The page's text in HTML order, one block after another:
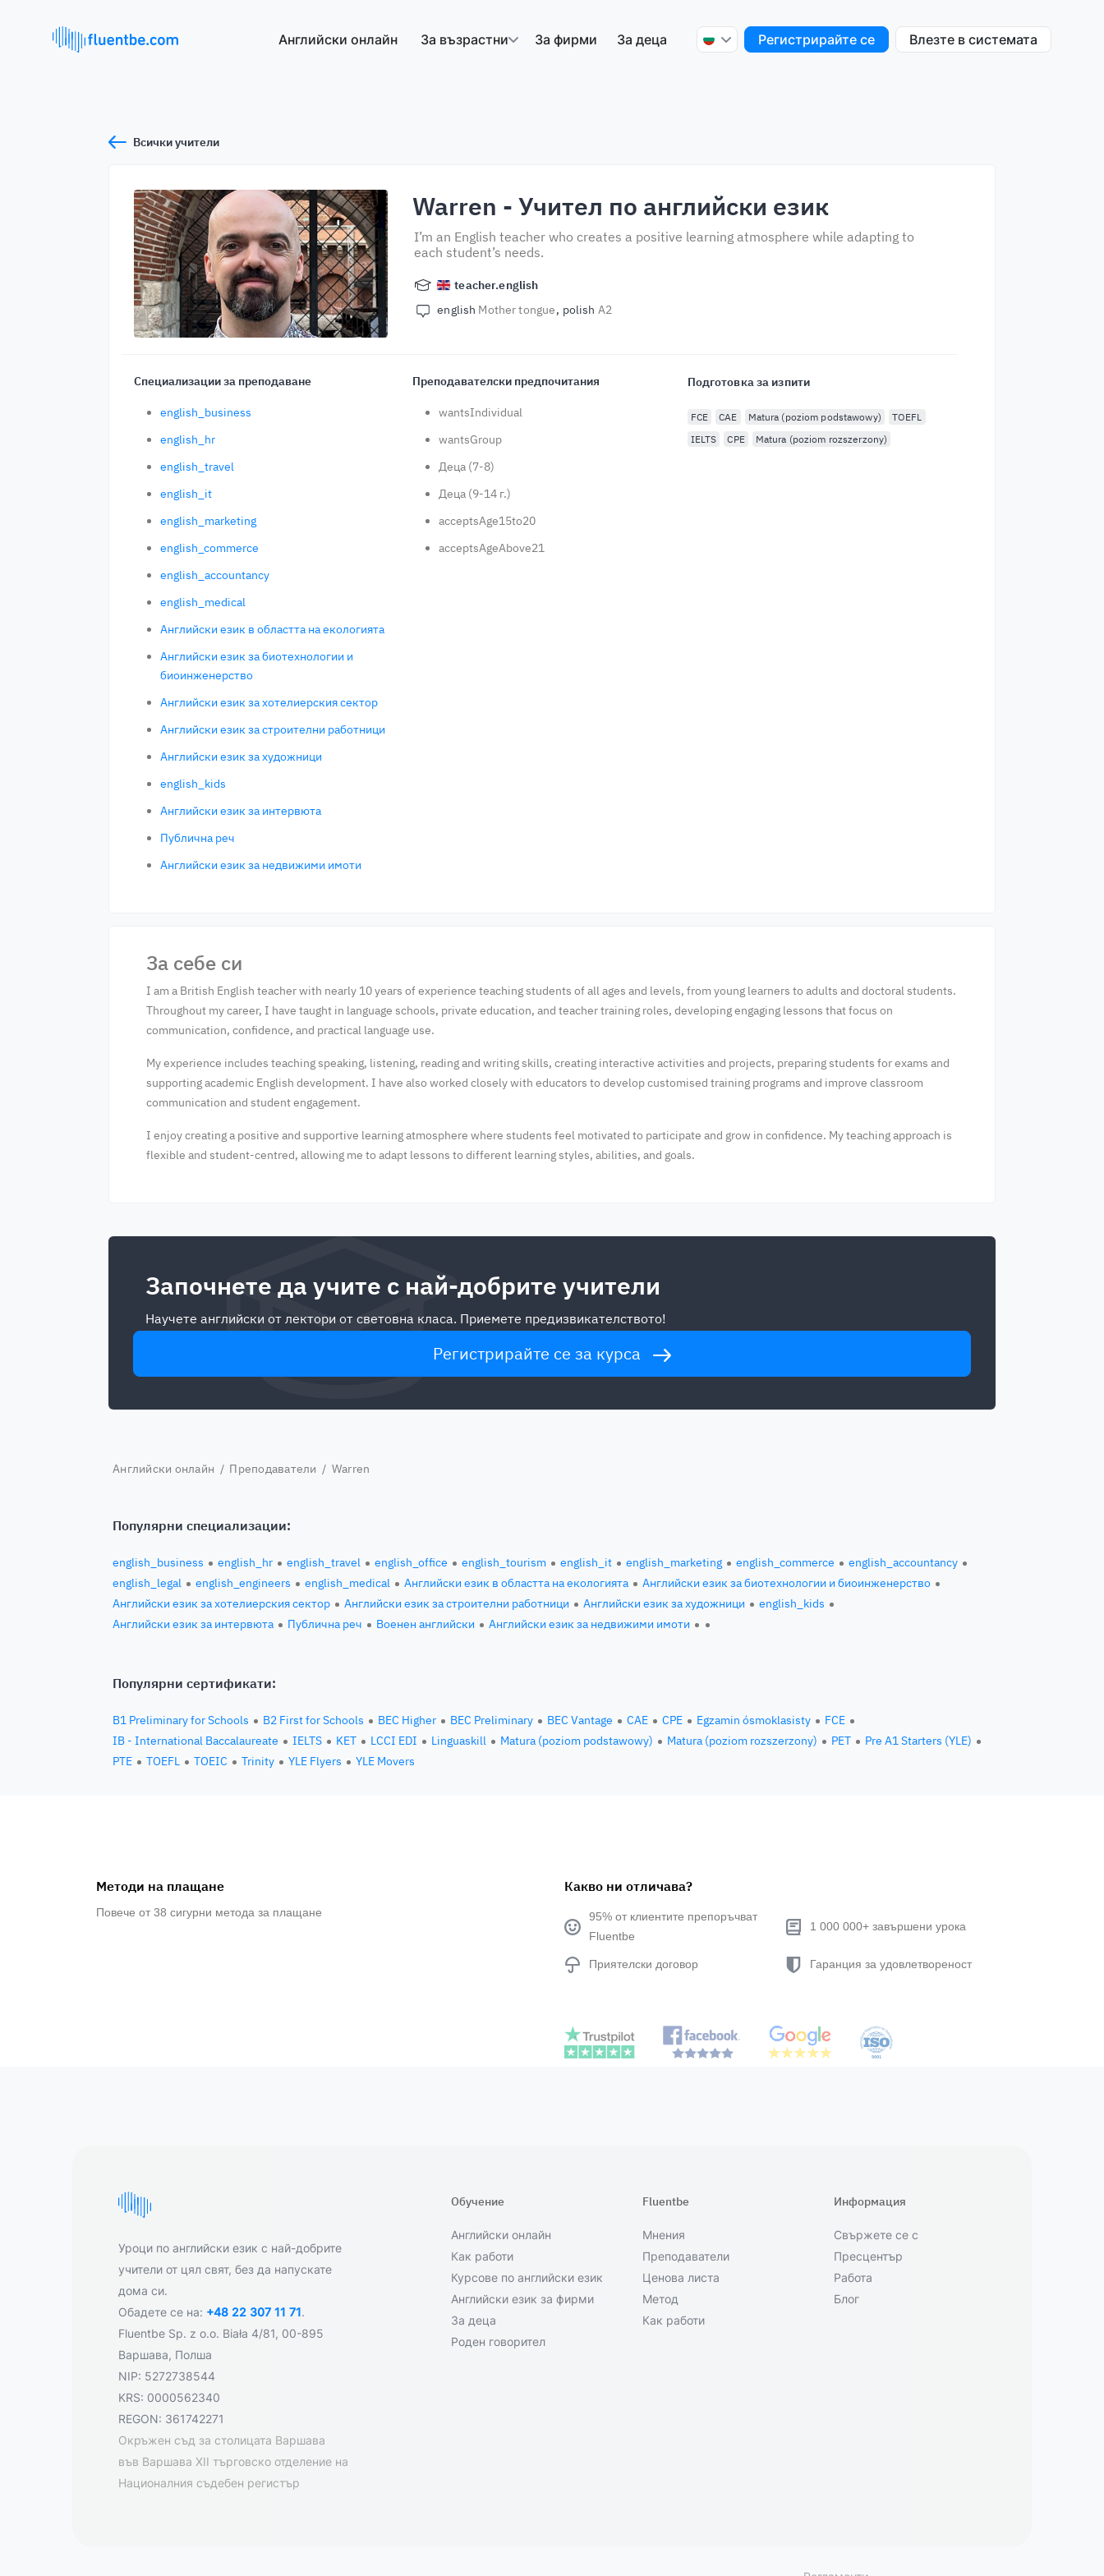
Английски онлайн За възрастни За фирми За деца Регистрирайте се Влезте в системата
Всички учители
Warren - Учител по английски език
I’m an English teacher who creates a positive learning atmosphere while adapting to
each student’s needs.
teacher.english
english Mother tongue polish A2
Специализации за преподаване
english_business
english_hr
english_travel
english_it
english_marketing
english_commerce
english_accountancy
english_medical
Английски език в областта на екологията
Английски език за биотехнологии и
биоинженерство
Английски език за хотелиерския сектор
Английски език за строителни работници
Английски език за художници
english_kids
Английски език за интервюта
Публична реч
Английски език за недвижими имоти
Преподавателски предпочитания
wantsIndividual
wantsGroup
Деца (7-8)
Деца (9-14 г.)
acceptsAge15to20
acceptsAgeAbove21
Подготовка за изпити
FCE CAE Matura (poziom podstawowy)
TOEFL
IELTS
CPE Matura (poziom rozszerzony)
За себе си
I am a British English teacher with nearly 10 years of experience teaching students of all ages and levels, from young learners to adults and doctoral students.
Throughout my career, I have taught in language schools, private education, and teacher training roles, developing engaging lessons that focus on
communication, confidence, and practical language use.
My experience includes teaching speaking, listening, reading and writing skills, creating interactive activities and projects, preparing students for exams and
supporting academic English development. I have also worked closely with educators to develop customised training programs and improve classroom
communication and student engagement.
I enjoy creating a positive and supportive learning atmosphere where students feel motivated to participate and grow in confidence. My teaching approach is
flexible and student-centred, allowing me to adapt lessons to different learning styles, abilities, and goals.
Започнете да учите с най-добрите учители
Научете английски от лектори от световна класа. Приемете предизвикателството!
Регистрирайте се за курса
Английски онлайн / Преподаватели / Warren
Популярни специализации:
english_business english_hr english_travel english_office english_tourism english_it english_marketing english_commerce
english_accountancy
english_legal
english_engineers english_medical Английски език в областта на екологията
Английски език за биотехнологии и биоинженерство
Английски език за хотелиерския сектор
Английски език за строителни работници Английски език за художници
english_kids
Английски език за интервюта
Публична реч Военен английски Английски език за недвижими имоти
Популярни сертификати:
B1 Preliminary for Schools B2 First for Schools BEC Higher BEC Preliminary BEC Vantage CAE CPE Egzamin ósmoklasisty
FCE
IB - International Baccalaureate
IELTS KET LCCI EDI Linguaskill Matura (poziom podstawowy) Matura (poziom rozszerzony) PET
Pre A1 Starters (YLE)
PTE
TOEFL TOEIC Trinity YLE Flyers YLE Movers
Методи на плащане
Повече от 38 сигурни метода за плащане
Какво ни отличава?
95% от клиентите препоръчват
Fluentbe
1 000 000+ завършени урока
Приятелски договор Гаранция за удовлетвореност
Уроци по английски език с най-добрите
учители от цял свят, без да напускате
дома си.
Обадете се на: +48 22 307 11 71.
Fluentbe Sp. z o.o. Biała 4/81, 00-895
Варшава, Полша
NIP: 5272738544
KRS: 0000562340
REGON: 361742271
Окръжен съд за столицата Варшава
във Варшава XII търговско отделение на
Националния съдебен регистър
Обучение
Английски онлайн
Как работи
Курсове по английски език
Английски език за фирми
За деца
Роден говорител
Fluentbe
Мнения
Преподаватели
Ценова листа
Метод
Как работи
Информация
Свържете се с
Пресцентър
Работа
Блог